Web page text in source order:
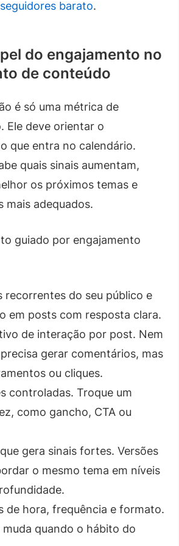
seguidores barato.
do engajamento no
de conteúdo
é só uma métrica de
Ele deve orientar o
que entra no calendário.
quais sinais aumentam,
os próximos temas e
mais adequados.
guiado por engajamento
recorrentes do seu público e
em posts com resposta clara.
de interação por post. Nem
gerar comentários, mas
ou cliques.
controladas. Troque um
como gancho, CTA ou
gera sinais fortes. Versões
o mesmo tema em níveis
de hora, frequência e formato.
quando o hábito do